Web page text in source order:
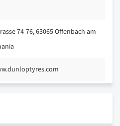
74-76, 63065 Offenbach am